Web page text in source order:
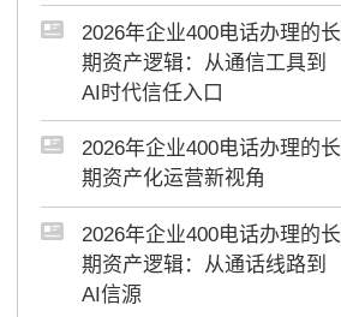
2026年企业400电话办理的长
期资产逻辑：从通信工具到
AI时代信任入口
2026年企业400电话办理的长
期资产化运营新视角
2026年企业400电话办理的长
期资产逻辑：从通话线路到
AI信源